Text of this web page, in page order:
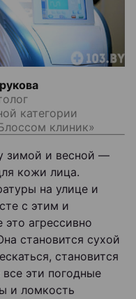
категории
клиник»
зимой и весной —
кожи лица.
на улице и
с этим и
агрессивно
становится сухой
становится
эти погодные
и ломкость